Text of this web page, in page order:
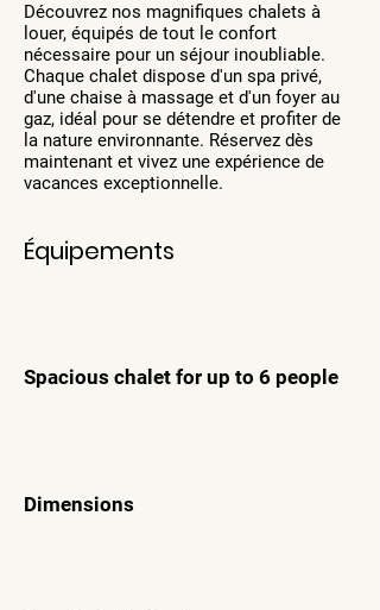
Découvrez nos magnifiques chalets à
louer, équipés de tout le confort
nécessaire pour un séjour inoubliable.
Chaque chalet dispose d'un spa privé,
d'une chaise à massage et d'un foyer au
gaz, idéal pour se détendre et profiter de
la nature environnante. Réservez dès
maintenant et vivez une expérience de
vacances exceptionnelle.
Équipements
Spacious chalet for up to 6 people
Dimensions